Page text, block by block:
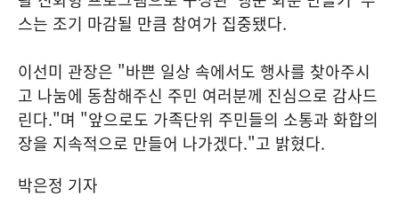
스는 조기 마감될 만큼 참여가 집중됐다.
이선미 관장은 "바쁜 일상 속에서도 행사를 찾아주시
고 나눔에 동참해주신 주민 여러분께 진심으로 감사드
린다."며 "앞으로도 가족단위 주민들의 소통과 화합의
장을 지속적으로 만들어 나가겠다."고 밝혔다.
박은정 기자